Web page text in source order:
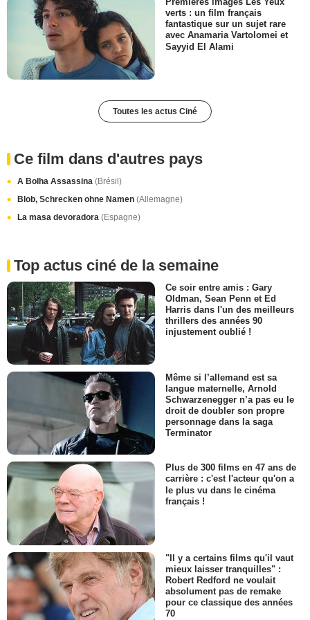
verts : un film français
fantastique sur un sujet rare
avec Anamaria Vartolomei et
Sayyid El Alami
Toutes les actus Ciné
Ce film dans d'autres pays
A Bolha Assassina (Brésil)
Blob, Schrecken ohne Namen (Allemagne)
La masa devoradora (Espagne)
Top actus ciné de la semaine
Ce soir entre amis : Gary
Oldman, Sean Penn et Ed
Harris dans l'un des meilleurs
thrillers des années 90
injustement oublié !
Même si l’allemand est sa
langue maternelle, Arnold
Schwarzenegger n’a pas eu le
droit de doubler son propre
personnage dans la saga
Terminator
Plus de 300 films en 47 ans de
carrière : c'est l'acteur qu'on a
le plus vu dans le cinéma
français !
"Il y a certains films qu'il vaut
mieux laisser tranquilles" :
Robert Redford ne voulait
absolument pas de remake
pour ce classique des années
70